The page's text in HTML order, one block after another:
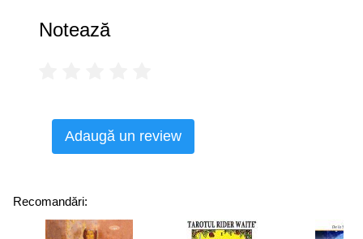
Notează
Adaugă un review
Recomandări: